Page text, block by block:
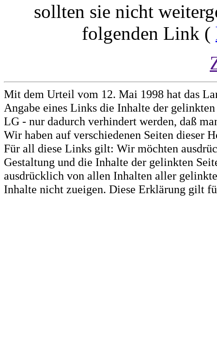
sollten sie nicht
folgenden Link (
Mit dem Urteil vom 12. Mai 1998 hat das
Angabe eines Links die Inhalte der
LG - nur dadurch verhindert werden, daß
Wir haben auf verschiedenen Seiten dieser
Für all diese Links gilt: Wir möchten
Gestaltung und die Inhalte der gelinkten
ausdrücklich von allen Inhalten aller
Inhalte nicht zueigen. Diese Erklärung gilt